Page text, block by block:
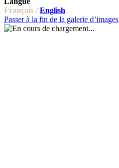
Français / English
Passer à la fin de la galerie d’images